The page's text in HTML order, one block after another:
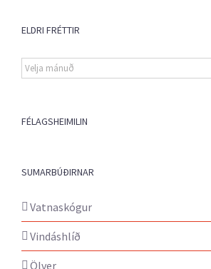
ELDRI FRÉTTIR
Eldri
fréttir
FÉLAGSHEIMILIN
SUMARBÚÐIRNAR
Vatnaskógur
Vindáshlíð
Ölver